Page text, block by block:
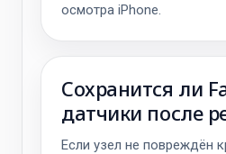
осмотра iPhone.
Сохранится ли
датчики после
Если узел не повреждён